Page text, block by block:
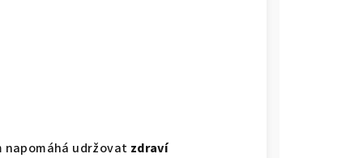
napomáhá udržovat zdraví